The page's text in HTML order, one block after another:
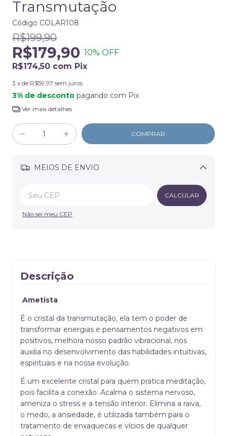
Transmutação
Código COLAR108
R$199,90
R$179,90 10% OFF
R$174,50 com Pix
3 x de R$59,97 sem juros
3% de desconto pagando com Pix
Ver mais detalhes
MEIOS DE ENVIO
Alterar CEP
CALCULAR
Não sei meu CEP
Descrição
Ametista
É o cristal da transmutação, ela tem o poder de
transformar energias e pensamentos negativos em
positivos, melhora nosso padrão vibracional, nos
auxilia no desenvolvimento das habilidades intuitivas,
espirituais e na nossa evolução.
É um excelente cristal para quem pratica meditação,
pois facilita a conexão. Acalma o sistema nervoso,
ameniza o stress e a tensão interior. Elimina a raiva,
o medo, a ansiedade, é utilizada também para o
tratamento de enxaquecas e vícios de qualquer